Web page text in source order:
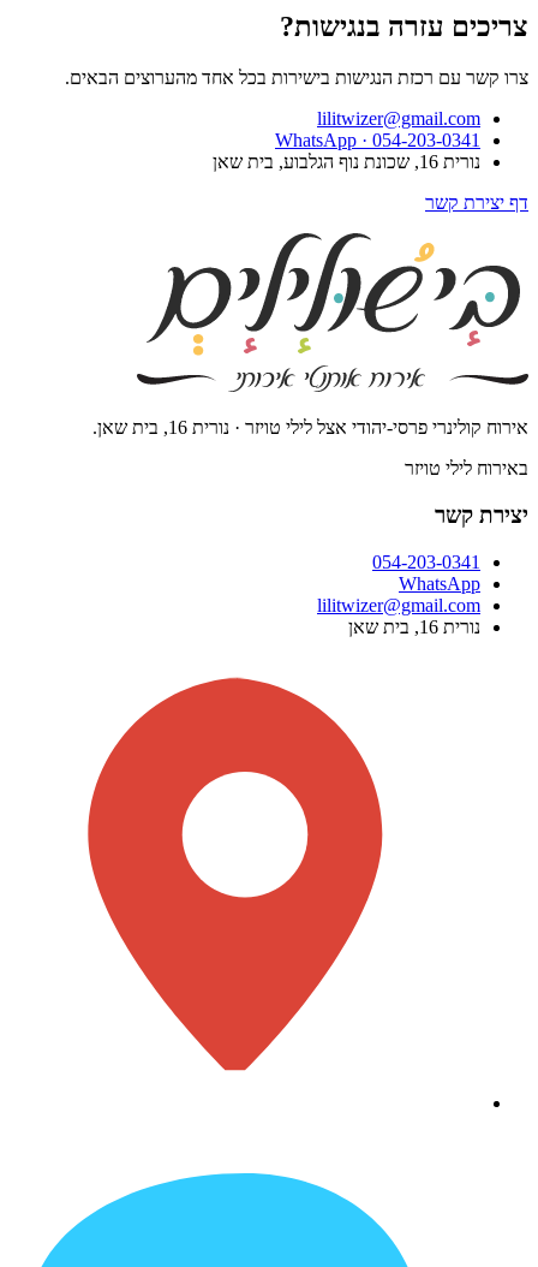
צריכים עזרה בנגישות?
צרו קשר עם רכזת הנגישות בישירות בכל אחד מהערוצים הבאים.
lilitwizer@gmail.com
WhatsApp · 054-203-0341
נורית 16, שכונת נוף הגלבוע, בית שאן
דף יצירת קשר
אירוח קולינרי פרסי-יהודי אצל לילי טויזר · נורית 16, בית שאן.
באירוח לילי טויזר
יצירת קשר
054-203-0341
WhatsApp
lilitwizer@gmail.com
נורית 16, בית שאן